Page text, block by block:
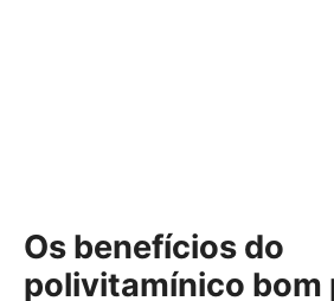
Os benefícios do
polivitamínico bom